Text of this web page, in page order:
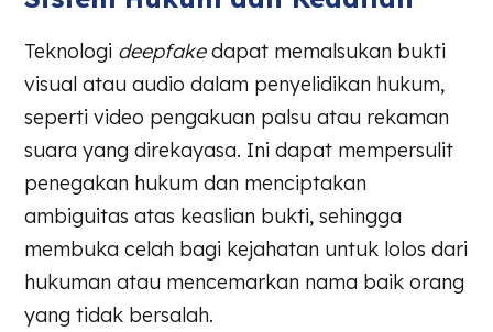
Teknologi deepfakedapat memalsukan bukti
visual atau audio dalam penyelidikan hukum,
seperti video pengakuan palsu atau rekaman
suara yang direkayasa. Ini dapat mempersulit
penegakan hukum dan menciptakan
ambiguitas atas keaslian bukti, sehingga
membuka celah bagi kejahatan untuk lolos dari
hukuman atau mencemarkan nama baik orang
yang tidak bersalah.